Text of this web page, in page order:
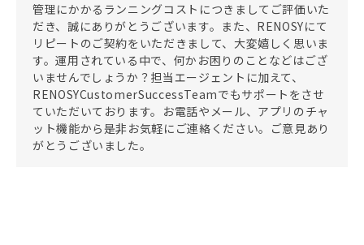
管理にかかるランニングコストにつきましてご評価いた
だき、誠にありがとうございます。また、RENOSYにて
リピートのご契約をいただきまして、大変嬉しく思いま
す。運用されている中で、何かお困りのことなどはござ
いませんでしょうか？担当エージェントに加えて、
RENOSYCustomerSuccessTeamでもサポートをさせ
ていただいております。お電話やメール、アプリのチャ
ット機能から是非お気軽にご連絡ください。ご意見あり
がとうございました。